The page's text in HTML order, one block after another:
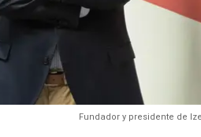
Fundador y presidente de